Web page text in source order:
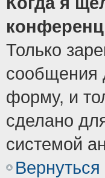
Только
сообщения
форму, и
сделано
системой